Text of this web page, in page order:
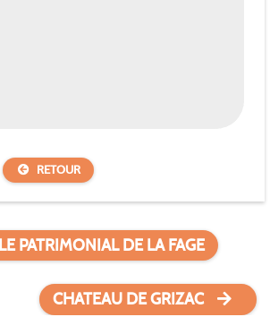
RETOUR
PATRIMONIAL DE LA FAGE
CHATEAU DE GRIZAC